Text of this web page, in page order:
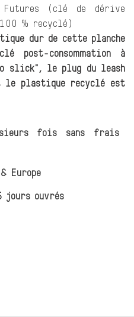
Futures (clé de dérive
% recyclé)
dur de cette planche
post-consommation à
slick", le plug du leash
le plastique recyclé est
fois sans frais
Europe
jours ouvrés